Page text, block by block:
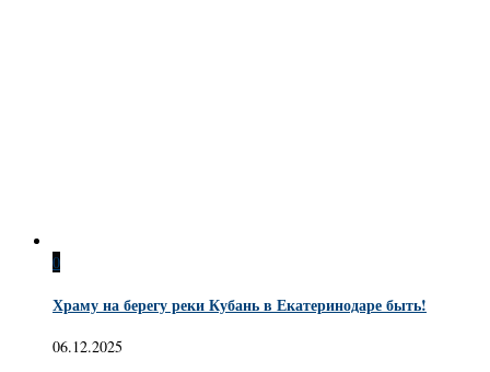
0
Храму на берегу реки Кубань в Екатеринодаре быть!
06.12.2025